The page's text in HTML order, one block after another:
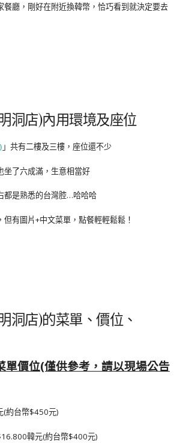
餐廳，剛好在附近換韓幣，恰巧看到就決定要去
洞店)內用環境及座位
」共有二樓及三樓，座位還不少
坐了六成滿，生意相當好
都是熟悉的台灣腔…哈哈哈
有圖片+中文菜單，點餐輕輕鬆鬆！
洞店)的菜單、價位、
單價位(僅供參考，請以現場公告
(約台幣$450元)
韓元(約台幣$400元)